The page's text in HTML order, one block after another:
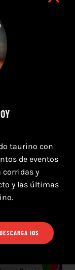
taurino con
de eventos
corridas y
y las últimas
DESCARGA IOS